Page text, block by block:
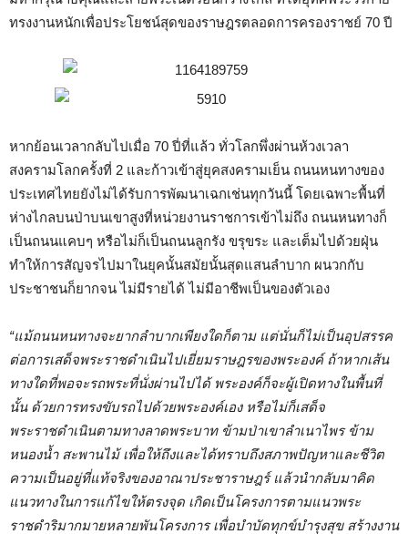
ทรงงานหนักเพื่อประโยชน์สุดของราษฎรตลอดการครองราชย์ 70 ปี
หากย้อนเวลากลับไปเมื่อ 70 ปี่ที่แล้ว ทั่วโลกพึ่งผ่านห้วงเวลา
สงครามโลกครั้งที่ 2 และก้าวเข้าสู่ยุคสงครามเย็น ถนนหนทางของ
ประเทศไทยยังไม่ได้รับการพัฒนาเฉกเช่นทุกวันนี้ โดยเฉพาะพื้นที่
ห่างไกลบนป่าบนเขาสูงที่หน่วยงานราชการเข้าไม่ถึง ถนนหนทางก็
เป็นถนนแคบๆ หรือไม่ก็เป็นถนนลูกรัง ขรุขระ และเต็มไปด้วยฝุ่น
ทำให้การสัญจรไปมาในยุคนั้นสมัยนั้นสุดแสนลำบาก ผนวกกับ
ประชาชนก็ยากจน ไม่มีรายได้ ไม่มีอาชีพเป็นของตัวเอง
“แม้ถนนหนทางจะยากลำบากเพียงใดก็ตาม แต่นั่นก็ไม่เป็นอุปสรรค
ต่อการเสด็จพระราชดำเนินไปเยี่ยมราษฎรของพระองค์ ถ้าหากเส้น
ทางใดที่พอจะรถพระที่นั่งผ่านไปได้ พระองค์ก็จะผู้เปิดทางในพื้นที่
นั้น ด้วยการทรงขับรถไปด้วยพระองค์เอง หรือไม่ก็เสด็จ
พระราชดำเนินตามทางลาดพระบาท ข้ามป่าเขาลำเนาไพร ข้าม
หนองน้ำ สะพานไม้ เพื่อให้ถึงและได้ทราบถึงสภาพปัญหาและชีวิต
ความเป็นอยู่ที่แท้จริงของอาณาประชาราษฎร์ แล้วนำกลับมาคิด
แนวทางในการแก้ไขให้ตรงจุด เกิดเป็นโครงการตามแนวพระ
ราชดำริมากมายหลายพันโครงการ เพื่อบำบัดทุกข์บำรุงสุข สร้างงาน